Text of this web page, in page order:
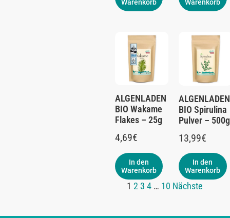
Warenkorb
Warenkorb
ALGENLADEN
BIO Wakame
Flakes – 25g
4,69€
In den
Warenkorb
ALGENLADEN
BIO Spirulina
Pulver – 500g
13,99€
In den
Warenkorb
1 2 3 4 … 10 Nächste